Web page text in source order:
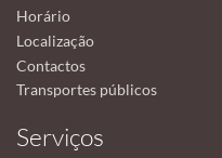
Horário
Localização
Contactos
Transportes públicos
Serviços